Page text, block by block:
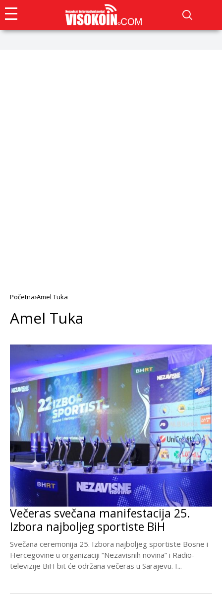
Početna Amel Tuka
Amel Tuka
Večeras svečana manifestacija 25.
Izbora najboljeg sportiste BiH
Svečana ceremonija 25. Izbora najboljeg sportiste Bosne i
Hercegovine u organizaciji “Nezavisnih novina” i Radio-
televizije BiH bit će održana večeras u Sarajevu. I...